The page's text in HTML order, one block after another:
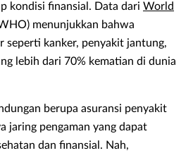
kondisi finansial. Data dari World
menunjukkan bahwa
seperti kanker, penyakit jantung,
lebih dari 70% kematian di dunia
berupa asuransi penyakit
jaring pengaman yang dapat
dan finansial. Nah,